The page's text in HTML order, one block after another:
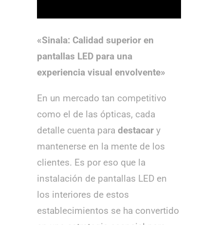
«Sinala: Calidad superior en
pantallas LED para una
experiencia visual envolvente»
En un mercado tan competitivo
como el de las ópticas, cada
detalle cuenta para destacary
mantenerse en la mente de los
clientes. Es por eso que la
instalación de pantallas LED en
los interiores de estos
establecimientos se ha convertido